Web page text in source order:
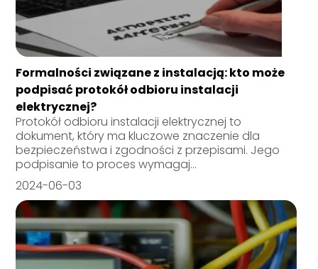
Formalności związane z instalacją: kto może
podpisać protokół odbioru instalacji
elektrycznej?
Protokół odbioru instalacji elektrycznej to
dokument, który ma kluczowe znaczenie dla
bezpieczeństwa i zgodności z przepisami. Jego
podpisanie to proces wymagaj...
2024-06-03